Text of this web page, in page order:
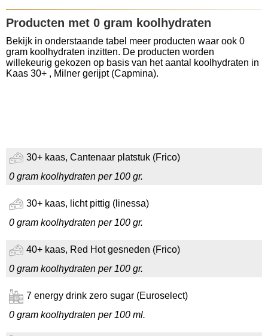
Producten met 0 gram koolhydraten
Bekijk in onderstaande tabel meer producten waar ook 0
gram koolhydraten inzitten. De producten worden
willekeurig gekozen op basis van het aantal koolhydraten in
Kaas 30+ , Milner gerijpt (Capmina).
30+ kaas, Cantenaar platstuk (Frico)
0 gram koolhydraten per 100 gr.
30+ kaas, licht pittig (linessa)
0 gram koolhydraten per 100 gr.
40+ kaas, Red Hot gesneden (Frico)
0 gram koolhydraten per 100 gr.
7 energy drink zero sugar (Euroselect)
0 gram koolhydraten per 100 ml.